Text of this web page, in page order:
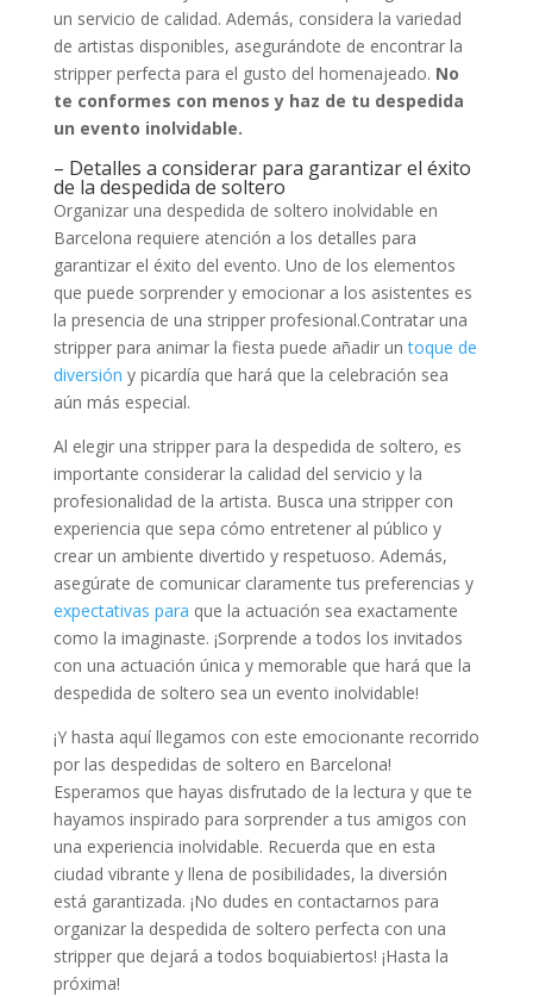
un ‍servicio de calidad. Además, considera la variedad
de artistas disponibles, asegurándote de ​encontrar la
stripper perfecta para el ‌gusto ⁤del homenajeado. No
‍te conformes ‌con menos y haz de tu ​despedida
‌un evento ‍inolvidable.
– Detalles ​a ‍considerar para‌ garantizar⁤ el éxito
‍de la⁤ despedida de soltero
Organizar una‌ despedida de soltero inolvidable en
Barcelona requiere atención a los detalles para
⁢garantizar el éxito‌ del evento. Uno de los elementos
que ‍puede​ sorprender y emocionar a los⁣ asistentes es
la ‌presencia de ‍una stripper profesional.Contratar una
stripper ⁢para animar ⁣la fiesta puede‌ añadir ⁣un ‌toque de
diversión y picardía‍ que hará que la celebración⁤ sea⁢
aún ​más⁢ especial.
Al elegir una stripper para la despedida de soltero, es
importante considerar la ⁤calidad del⁣ servicio y la
profesionalidad de la ⁣artista. Busca una stripper con
experiencia que ​sepa cómo⁣ entretener al público y⁣
crear un⁤ ambiente ​divertido y respetuoso. Además,
⁤asegúrate de‍ comunicar claramente ⁣tus‍ preferencias y
expectativas para que‍ la actuación​ sea​ exactamente
⁢como la‍ imaginaste. ¡Sorprende a⁤ todos los invitados
con⁣ una⁢ actuación ⁤única y memorable que hará que la
despedida de ⁤soltero sea‍ un evento⁣ inolvidable!
¡Y hasta aquí ⁣llegamos ⁣con este ⁢emocionante⁢ recorrido
por las despedidas⁣ de soltero en Barcelona!
Esperamos que hayas disfrutado de ⁢la lectura ​y‍ que te
hayamos inspirado para ⁤sorprender a tus amigos con‍
una‍ experiencia inolvidable. Recuerda que en esta​
ciudad vibrante y llena de ‍posibilidades,⁣ la ⁤diversión‌
está garantizada.‌ ¡No dudes en contactarnos​ para
organizar la ​despedida de ⁢soltero‌ perfecta con⁤ una⁣
stripper que⁣ dejará a⁣ todos‌ boquiabiertos! ¡Hasta la
próxima!